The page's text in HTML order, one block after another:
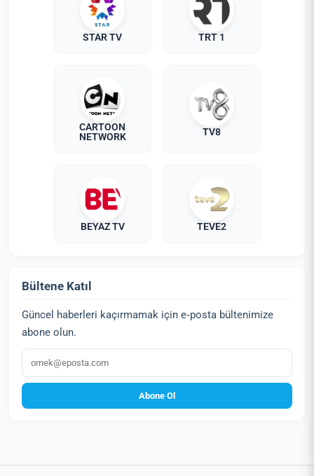
STAR TV TRT 1
CARTOON
NETWORK
TV8
BEYAZ TV TEVE2
Bültene Katıl
Güncel haberleri kaçırmamak için e‑posta bültenimize
abone olun.
E‑posta
Abone Ol